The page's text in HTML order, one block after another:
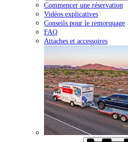
Commencer une réservation
Vidéos explicatives
Conseils pour le remorquage
FAQ
Attaches et accessoires